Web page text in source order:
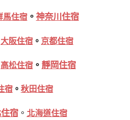
馬住宿 。 神奈川住宿
大阪住宿 。 京都住宿
高松住宿 。 靜岡住宿
宿 。 秋田住宿
宿。 北海道住宿